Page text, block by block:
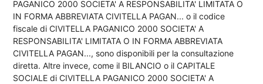
PAGANICO 2000 SOCIETA' A RESPONSABILITA' LIMITATA O
IN FORMA ABBREVIATA CIVITELLA PAGAN... o il codice
fiscale di CIVITELLA PAGANICO 2000 SOCIETA' A
RESPONSABILITA' LIMITATA O IN FORMA ABBREVIATA
CIVITELLA PAGAN..., sono disponibili per la consultazione
diretta. Altre invece, come il BILANCIO o il CAPITALE
SOCIALE di CIVITELLA PAGANICO 2000 SOCIETA' A